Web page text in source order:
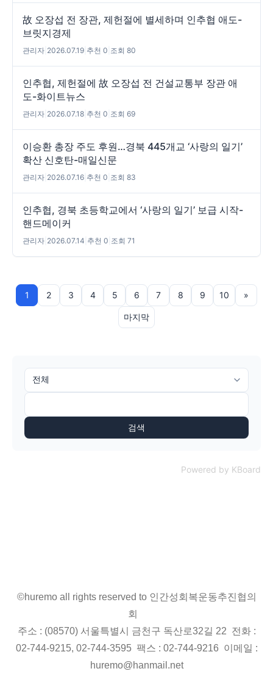
故 오장섭 전 장관, 제헌절에 별세하며 인추협 애도-
브릿지경제
관리자 2026.07.19 추천 0 조회 80
인추협, 제헌절에 故 오장섭 전 건설교통부 장관 애
도-화이트뉴스
관리자 2026.07.18 추천 0 조회 69
이승환 총장 주도 후원…경북 445개교 ‘사랑의 일기’
확산 신호탄-매일신문
관리자 2026.07.16 추천 0 조회 83
인추협, 경북 초등학교에서 ‘사랑의 일기’ 보급 시작-
핸드메이커
관리자 2026.07.14 추천 0 조회 71
1 2 3 4 5 6 7 8 9 10 »
마지막
검색
Powered by KBoard
©huremo all rights reserved to 인간성회복운동추진협의
회
주소 : (08570) 서울특별시 금천구 독산로32길 22 전화 :
02-744-9215, 02-744-3595 팩스 : 02-744-9216 이메일 :
huremo@hanmail.net